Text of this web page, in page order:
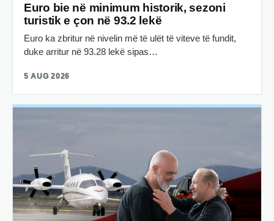
Euro bie në minimum historik, sezoni
turistik e çon në 93.2 lekë
Euro ka zbritur në nivelin më të ulët të viteve të fundit,
duke arritur në 93.28 lekë sipas…
5 AUG 2026